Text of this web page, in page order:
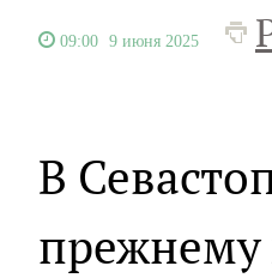
09:00 9 июня 2025
В
прежнему